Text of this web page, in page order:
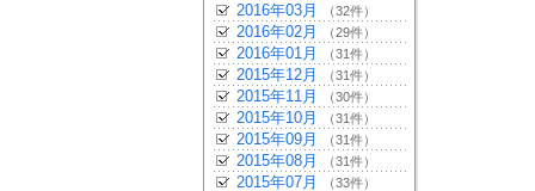
2016年03月 （32件）
2016年02月 （29件）
2016年01月 （31件）
2015年12月 （31件）
2015年11月 （30件）
2015年10月 （31件）
2015年09月 （31件）
2015年08月 （31件）
2015年07月 （33件）